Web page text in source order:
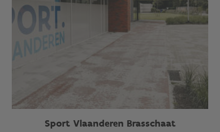
Sport Vlaanderen Brasschaat